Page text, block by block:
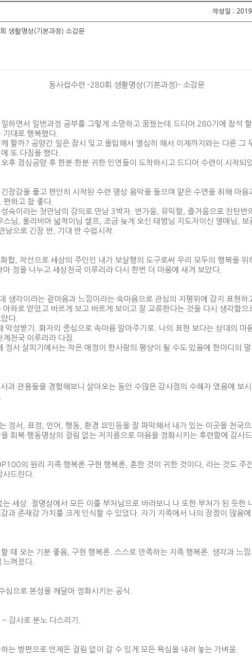
작성일 :
생활명상(기본과정) 소감문
동사섭수련 -280회 생활명상(기본과정)- 소감문
하면서 일반과정 공부를 그렇게 소망하고 꿈꿨는데 드디어 280기에 참석
기대로 행복했다.
할까? 공양간 일은 잠시 잊고 몰입해서 열심히 해서 이제까지와는 다른 그
또 다짐을 했다.
후 점심공양 후 한분 한분 귀한 인연들이 도착하시고 드디어 수련이 시작되
장감을 풀고 편안히 시작된 수련 명상 음악을 들으며 얕은 수면을 취해 마음
편하고 참 좋다.
숙이라는 첫만남의 강의로 만남 3박자. 반가움, 유익함, 즐거움으로 찬탄반
스님, 올리비아 넓적이님 셀프, 조금 늦게 오신 태범님 지도자이신 열매님, 보
남으로 긴장 반, 기대 반 수업시작.
합, 작선으로 세상의 주인인 내가 보살행의 도구로써 우리 모두의 행복을 위
아 정을 나누고 세상천국 이루리라 다시 한번 더 마음에 새겨 보았다.
생각이라는 겉마음과 느낌이라는 속마음으로 관심의 지평위에 감지 표현하
아하로 얻었고 바르게 보고 바르게 보이고 잘 교류한다는 것을 다시 생각함으
다.
악성받기. 화자의 중심으로 속마음 알아주기로. 나의 표현 보다는 상대의 마
천국 이루리라 다짐.
정서 살피기에서는 작은 애정이 한사람의 평샹이 될 수도 있음에 한마디의
과 관용들을 경험해보니 살아오는 동안 수많은 감사점의 수혜자 였음에 보시
정서, 표정, 언어, 행동, 환경 요인등을 잘 파악해서 내가 있는 이곳을 천국
회복 행동명상의 걸림 없는 저지름으로 마음을 정화시키는 후련함에 감사
의 원리 지족 행복론 구현 행복론, 흔한 것이 귀한 것이다, 라는 것도 주
사드린다.
는 세상. 절명상에서 모든 이를 부처님으로 바라보니 나 또한 부처가 된 듯한
과 존재감 가치를 크게 인식할 수 있었다. 자기 지족에서 나의 장점이 많음
때 오는 기분 좋음, 구현 행복론. 스스로 만족하는 지족 행복론. 생각과 느
느껴졌다.
심으로 본성을 꺠달아 정화시키는 공식.
감사로 분노 다스리기.
는 방편으로 언제든 걸림 없이 갈 수 있게 모든 욕심을 내려 놓는 가벼움.